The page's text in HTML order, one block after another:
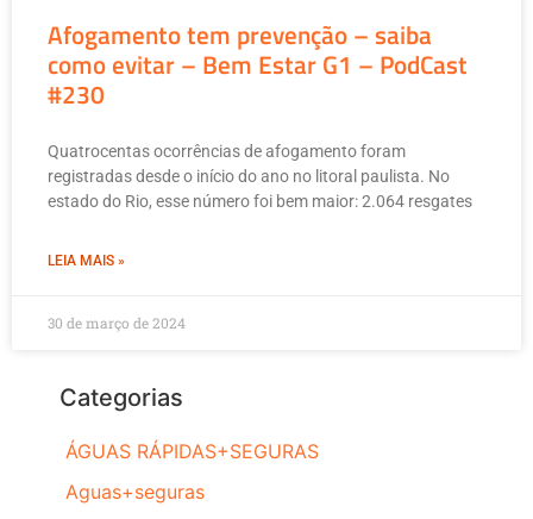
Afogamento tem prevenção – saiba
como evitar – Bem Estar G1 – PodCast
#230
Quatrocentas ocorrências de afogamento foram
registradas desde o início do ano no litoral paulista. No
estado do Rio, esse número foi bem maior: 2.064 resgates
LEIA MAIS »
30 de março de 2024
Categorias
ÁGUAS RÁPIDAS+SEGURAS
Aguas+seguras